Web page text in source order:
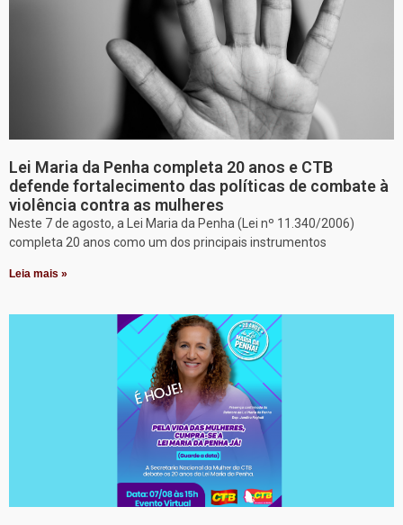
Lei Maria da Penha completa 20 anos e CTB
defende fortalecimento das políticas de combate à
violência contra as mulheres
Neste 7 de agosto, a Lei Maria da Penha (Lei nº 11.340/2006)
completa 20 anos como um dos principais instrumentos
Leia mais »